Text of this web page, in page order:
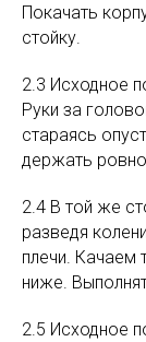
Покачать
стойку.
2.3 Исходное
Руки за
стараясь
держать
2.4 В той же
разведя
плечи. Качаем
ниже.
2.5 Исходное